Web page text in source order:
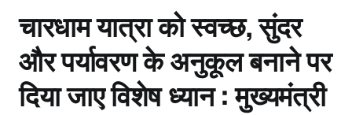
चारधाम यात्रा को स्वच्छ, सुंदर
और पर्यावरण के अनुकूल बनाने पर
दिया जाए विशेष ध्यान : मुख्यमंत्री